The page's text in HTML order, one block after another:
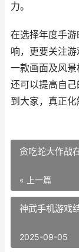
力。
在选择年度手
响，更要关注
一款画面及风景
还可以提高自
到大家，真正化
贪吃蛇大作战
« 上一篇
神武手机游戏
2025-09-05